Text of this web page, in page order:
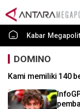
Kabar
DOMINO
Kami memiliki 140